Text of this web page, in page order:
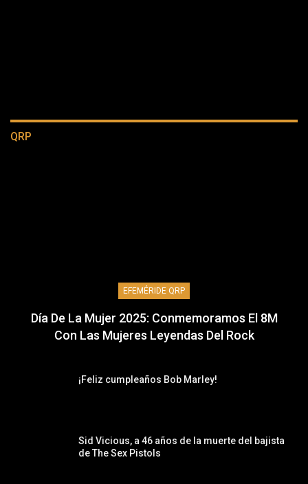
QRP
EFEMÉRIDE QRP
Día De La Mujer 2025: Conmemoramos El 8M
Con Las Mujeres Leyendas Del Rock
¡Feliz cumpleaños Bob Marley!
Sid Vicious, a 46 años de la muerte del bajista
de The Sex Pistols